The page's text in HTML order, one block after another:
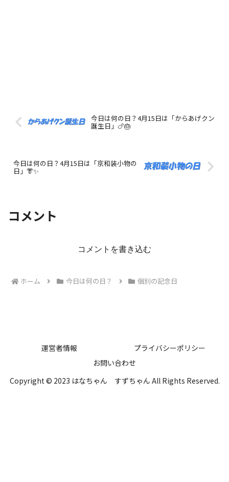
今日は何の日？4月15日は「からあげクン
誕生日」🍗🎂
今日は何の日？4月15日は「京和装小物の
日」👘✨
コメント
コメントを書き込む
ホーム 今日は何の日？ 個別の記念日
運営者情報
プライバシーポリシー
お問い合わせ
Copyright © 2023 はなちゃん すずちゃん All Rights Reserved.